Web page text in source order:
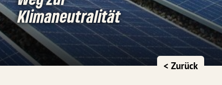
Klimaneutralität
< Zurück